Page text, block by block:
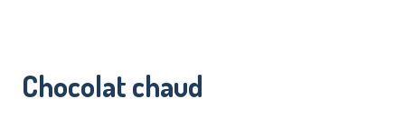
Chocolat chaud